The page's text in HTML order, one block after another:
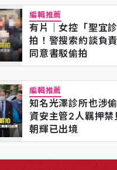
編輯推薦
有片｜女控「聖宜
拍！警搜索約談負
同意書駁偷拍
編輯推薦
知名光澤診所也涉
資安主管2人羈押
朝輝已出境